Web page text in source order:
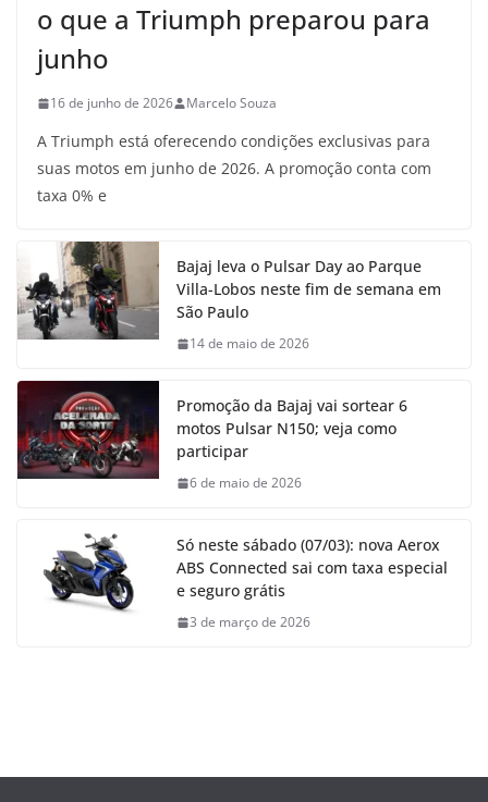
o que a Triumph preparou para
junho
16 de junho de 2026 Marcelo Souza
A Triumph está oferecendo condições exclusivas para
suas motos em junho de 2026. A promoção conta com
taxa 0% e
Bajaj leva o Pulsar Day ao Parque
Villa-Lobos neste fim de semana em
São Paulo
14 de maio de 2026
Promoção da Bajaj vai sortear 6
motos Pulsar N150; veja como
participar
6 de maio de 2026
Só neste sábado (07/03): nova Aerox
ABS Connected sai com taxa especial
e seguro grátis
3 de março de 2026